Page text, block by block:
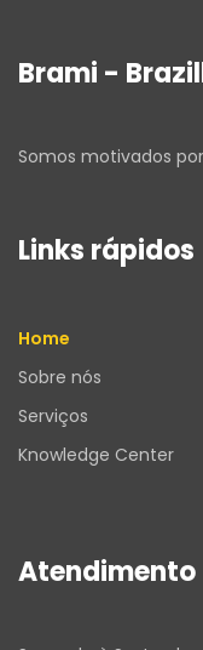
Brami -
Somos motivados
Links rápidos
Home
Sobre nós
Serviços
Knowledge Center
Atendimento